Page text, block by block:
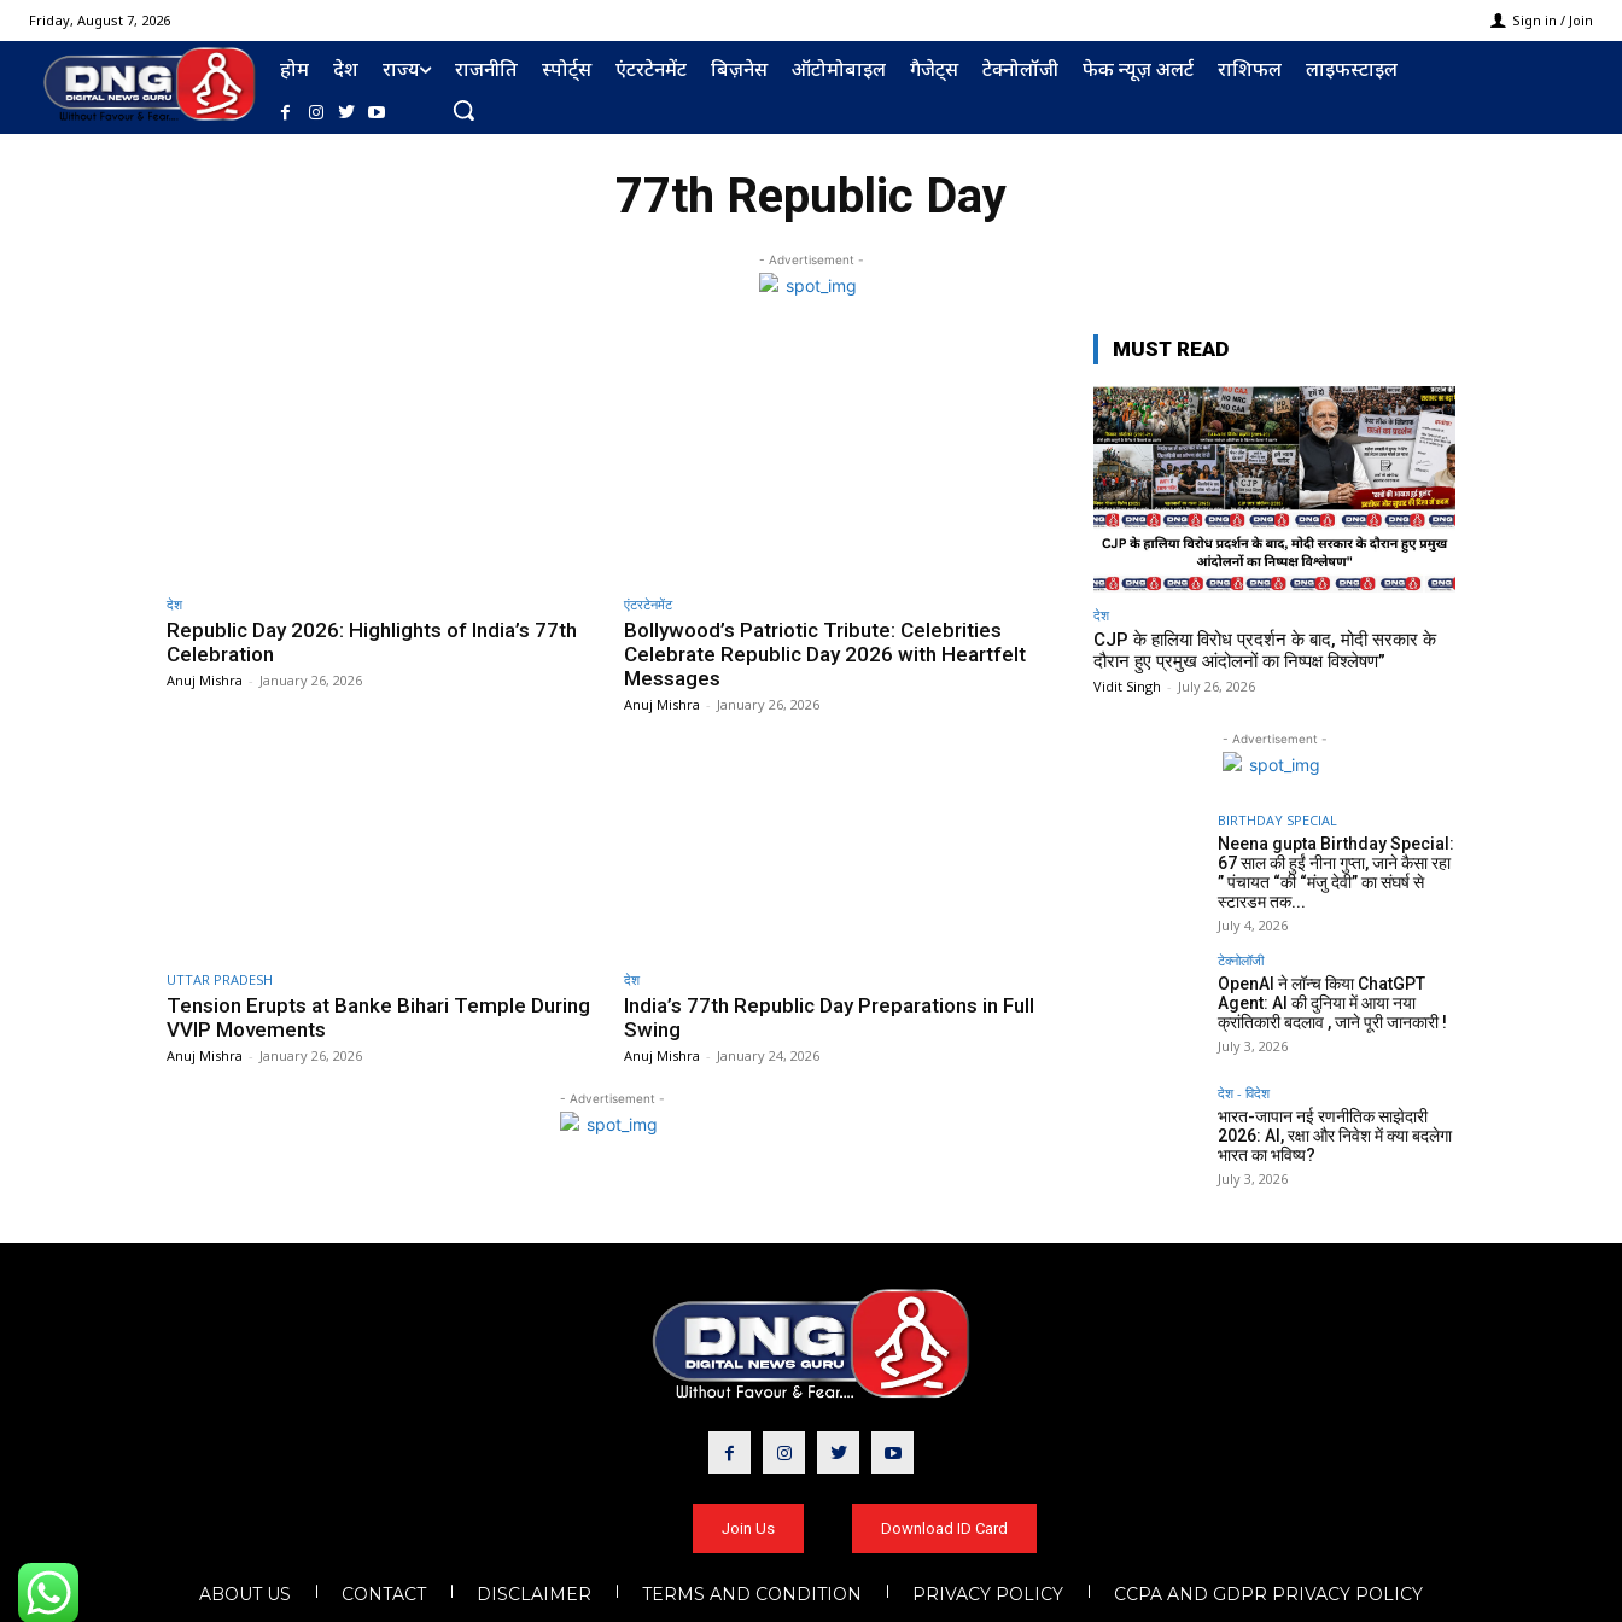
Friday, August 7, 2026 Sign in / Join
होम देश राज्य राजनीति स्पोर्ट्स एंटरटेनमेंट बिज़नेस ऑटोमोबाइल गैजेट्स टेक्नोलॉजी फेक न्यूज़ अलर्ट राशिफल लाइफस्टाइल
77th Republic Day
- Advertisement -
देश
Republic Day 2026: Highlights of India’s 77th
Celebration
Anuj Mishra - January 26, 2026
एंटरटेनमेंट
Bollywood’s Patriotic Tribute: Celebrities
Celebrate Republic Day 2026 with Heartfelt
Messages
Anuj Mishra - January 26, 2026
UTTAR PRADESH
Tension Erupts at Banke Bihari Temple During
VVIP Movements
Anuj Mishra - January 26, 2026
देश
India’s 77th Republic Day Preparations in Full
Swing
Anuj Mishra - January 24, 2026
- Advertisement -
MUST READ
देश
CJP के हालिया विरोध प्रदर्शन के बाद, मोदी सरकार के
दौरान हुए प्रमुख आंदोलनों का निष्पक्ष विश्लेषण”
Vidit Singh - July 26, 2026
- Advertisement -
BIRTHDAY SPECIAL
Neena gupta Birthday Special:
67 साल की हुईं नीना गुप्ता, जाने कैसा रहा
” पंचायत “की “मंजु देवी” का संघर्ष से
स्टारडम तक...
July 4, 2026
टेक्नोलॉजी
OpenAI ने लॉन्च किया ChatGPT
Agent: AI की दुनिया में आया नया
क्रांतिकारी बदलाव , जाने पूरी जानकारी !
July 3, 2026
देश - विदेश
भारत-जापान नई रणनीतिक साझेदारी
2026: AI, रक्षा और निवेश में क्या बदलेगा
भारत का भविष्य?
July 3, 2026
Join Us Download ID Card
ABOUT US CONTACT DISCLAIMER TERMS AND CONDITION PRIVACY POLICY CCPA AND GDPR PRIVACY POLICY